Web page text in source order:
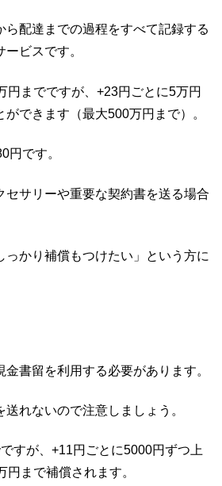
ら配達までの過程をすべて記録する
ビスです。
円までですが、+23円ごとに5万円
できます（最大500万円まで）。
円です。
セサリーや重要な契約書を送る場合
っかり補償もつけたい」という方に
書留を利用する必要があります。
れないので注意しましょう。
すが、+11円ごとに5000円ずつ上
円まで補償されます。